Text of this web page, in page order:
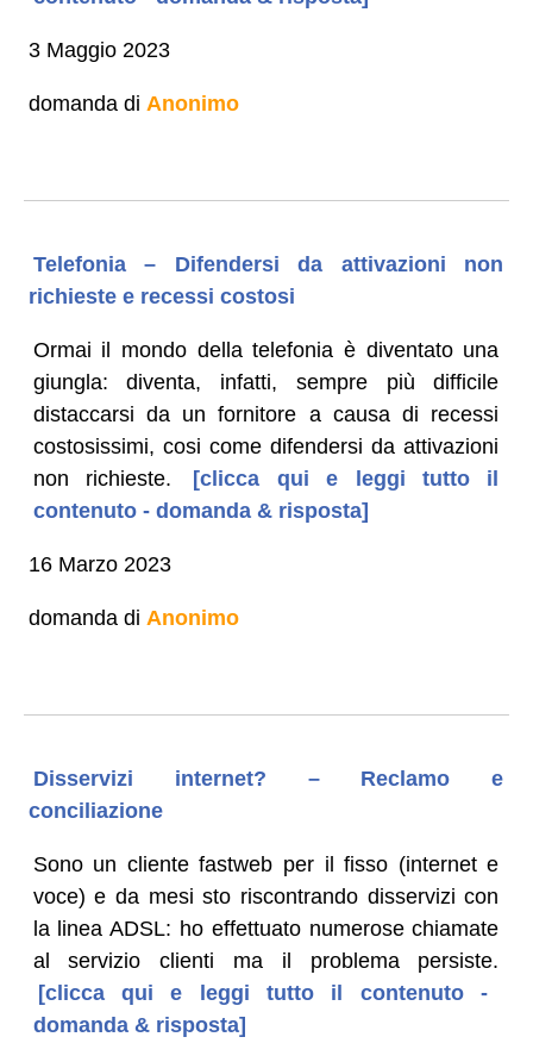
3 Maggio 2023
domanda di Anonimo
Telefonia – Difendersi da attivazioni non
richieste e recessi costosi
Ormai il mondo della telefonia è diventato una
giungla: diventa, infatti, sempre più difficile
distaccarsi da un fornitore a causa di recessi
costosissimi, cosi come difendersi da attivazioni
non richieste.
[clicca qui e leggi tutto il
contenuto - domanda & risposta]
16 Marzo 2023
domanda di Anonimo
Disservizi internet? – Reclamo e
conciliazione
Sono un cliente fastweb per il fisso (internet e
voce) e da mesi sto riscontrando disservizi con
la linea ADSL: ho effettuato numerose chiamate
al servizio clienti ma il problema persiste.
[clicca qui e leggi tutto il contenuto -
domanda & risposta]